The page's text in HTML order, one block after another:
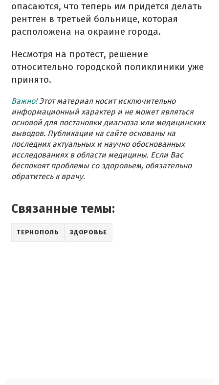
опасаются, что теперь им придется делать
рентген в третьей больнице, которая
расположена на окраине города.
Несмотря на протест, решение
относительно городской поликлиники уже
принято.
Важно!Этот материал носит исключительно
информационный характер и не может являться
основой для постановки диагноза или медицинских
выводов. Публикации на сайте основаны на
последних актуальных и научно обоснованных
исследованиях в области медицины. Если Вас
беспокоят проблемы со здоровьем, обязательно
обратитесь к врачу.
Связанные темы:
ТЕРНОПОЛЬ ЗДОРОВЬЕ